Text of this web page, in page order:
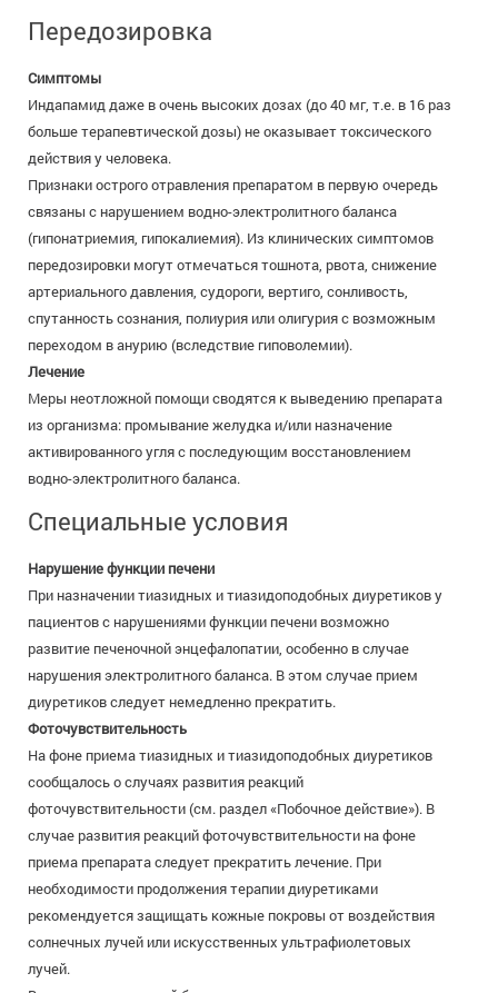
Передозировка
Симптомы
Индапамид даже в очень высоких дозах (до 40 мг, т.е. в 16 раз
больше терапевтической дозы) не оказывает токсического
действия у человека.
Признаки острого отравления препаратом в первую очередь
связаны с нарушением водно-электролитного баланса
(гипонатриемия, гипокалиемия). Из клинических симптомов
передозировки могут отмечаться тошнота, рвота, снижение
артериального давления, судороги, вертиго, сонливость,
спутанность сознания, полиурия или олигурия с возможным
переходом в анурию (вследствие гиповолемии).
Лечение
Меры неотложной помощи сводятся к выведению препарата
из организма: промывание желудка и/или назначение
активированного угля с последующим восстановлением
водно-электролитного баланса.
Специальные условия
Нарушение функции печени
При назначении тиазидных и тиазидоподобных диуретиков у
пациентов с нарушениями функции печени возможно
развитие печеночной энцефалопатии, особенно в случае
нарушения электролитного баланса. В этом случае прием
диуретиков следует немедленно прекратить.
Фоточувствительность
На фоне приема тиазидных и тиазидоподобных диуретиков
сообщалось о случаях развития реакций
фоточувствительности (см. раздел «Побочное действие»). В
случае развития реакций фоточувствительности на фоне
приема препарата следует прекратить лечение. При
необходимости продолжения терапии диуретиками
рекомендуется защищать кожные покровы от воздействия
солнечных лучей или искусственных ультрафиолетовых
лучей.